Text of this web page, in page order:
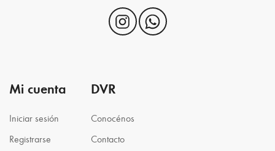
Mi cuenta
Iniciar sesión
Registrarse
DVR
Conocénos
Contacto